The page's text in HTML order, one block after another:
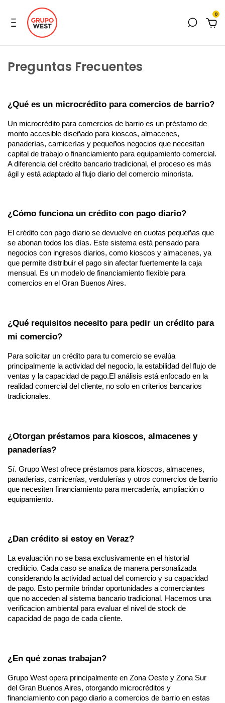
0
Preguntas Frecuentes
¿Qué es un microcrédito para comercios de barrio?
Un microcrédito para comercios de barrio es un préstamo de
monto accesible diseñado para kioscos, almacenes,
panaderías, carnicerías y pequeños negocios que necesitan
capital de trabajo o financiamiento para equipamiento comercial.
A diferencia del crédito bancario tradicional, el proceso es más
ágil y está adaptado al flujo diario del comercio minorista.
¿Cómo funciona un crédito con pago diario?
El crédito con pago diario se devuelve en cuotas pequeñas que
se abonan todos los días. Este sistema está pensado para
negocios con ingresos diarios, como kioscos y almacenes, ya
que permite distribuir el pago sin afectar fuertemente la caja
mensual. Es un modelo de financiamiento flexible para
comercios en el Gran Buenos Aires.
¿Qué requisitos necesito para pedir un crédito para
mi comercio?
Para solicitar un crédito para tu comercio se evalúa
principalmente la actividad del negocio, la estabilidad del flujo de
ventas y la capacidad de pago.El análisis está enfocado en la
realidad comercial del cliente, no solo en criterios bancarios
tradicionales.
¿Otorgan préstamos para kioscos, almacenes y
panaderías?
Sí. Grupo West ofrece préstamos para kioscos, almacenes,
panaderías, carnicerías, verdulerías y otros comercios de barrio
que necesiten financiamiento para mercadería, ampliación o
equipamiento.
¿Dan crédito si estoy en Veraz?
La evaluación no se basa exclusivamente en el historial
crediticio. Cada caso se analiza de manera personalizada
considerando la actividad actual del comercio y su capacidad
de pago. Esto permite brindar oportunidades a comerciantes
que no acceden al sistema bancario tradicional. Hacemos una
verificacion ambiental para evaluar el nivel de stock de
capacidad de pago de cada cliente.
¿En qué zonas trabajan?
Grupo West opera principalmente en Zona Oeste y Zona Sur
del Gran Buenos Aires, otorgando microcréditos y
financiamiento con pago diario a comercios de barrio en estas